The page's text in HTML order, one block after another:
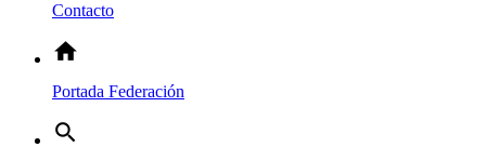
Contacto
home
Portada Federación
search